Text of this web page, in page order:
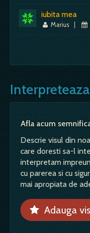
iubita mea
Marius |
Afla acum
Descrie visul din
care doresti sa-l
interpretam
cu parerea si cu
mai apropiata de
Adauga